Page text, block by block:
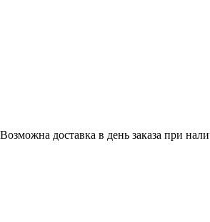
доставка в день заказа при